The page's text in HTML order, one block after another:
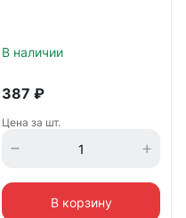
В наличии
387 ₽
Цена за шт.
В корзину